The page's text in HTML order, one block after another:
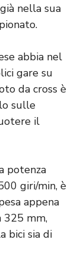
nella sua
abbia nel
gare su
da cross è
sulle
il
potenza
giri/min, è
appena
325 mm,
bici sia di